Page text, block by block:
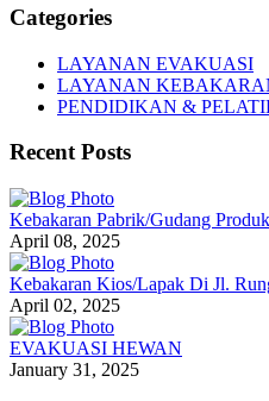
Categories
LAYANAN EVAKUASI
LAYANAN
PENDIDIKAN &
Recent Posts
Kebakaran Pabrik/Gudang
April 08, 2025
Kebakaran Kios/Lapak Di Jl.
April 02, 2025
EVAKUASI HEWAN
January 31, 2025